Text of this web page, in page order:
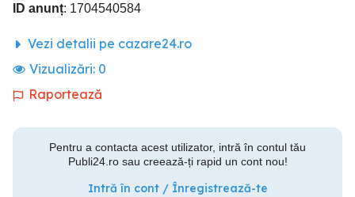
ID anunț: 1704540584
Vezi detalii pe cazare24.ro
Vizualizări: 0
Raportează
Pentru a contacta acest utilizator, intră în contul tău
Publi24.ro sau creează-ți rapid un cont nou!
Intră în cont / Înregistrează-te